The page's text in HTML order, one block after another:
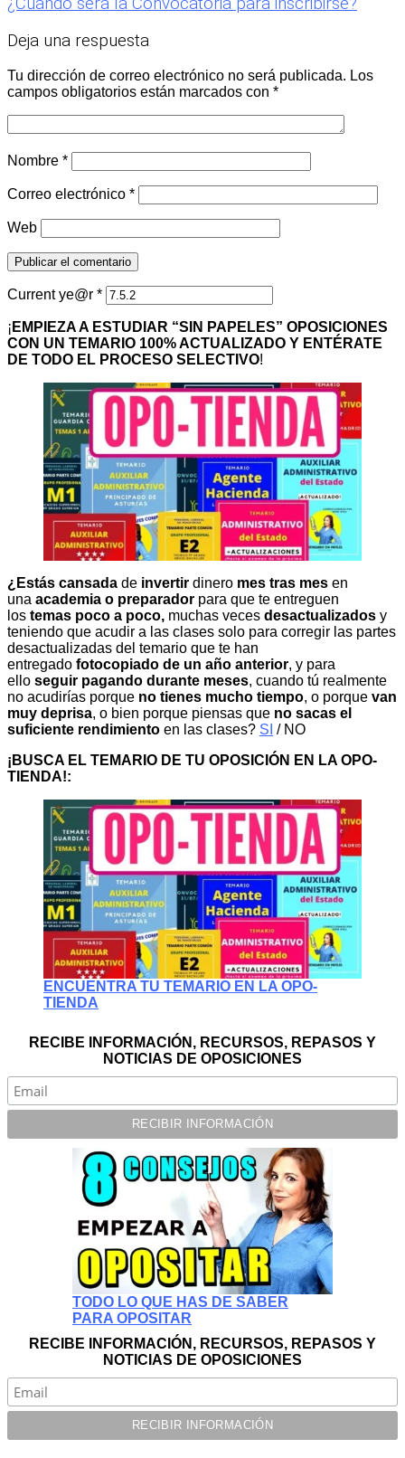
Deja una respuesta
Tu dirección de correo electrónico no será publicada. Los
campos obligatorios están marcados con *
Nombre *
Correo electrónico *
Web
Current ye@r *
¡ EMPIEZA A ESTUDIAR “SIN PAPELES” OPOSICIONES
CON UN TEMARIO 100% ACTUALIZADO Y ENTÉRATE
DE TODO EL PROCESO SELECTIVO!
¿Estás cansada de invertir dinero mes tras mes en
una academia o preparador para que te entreguen
los temas poco a poco, muchas veces desactualizados y
teniendo que acudir a las clases solo para corregir las partes
desactualizadas del temario que te han
entregado fotocopiado de un año anterior, y para
ello seguir pagando durante meses, cuando tú realmente
no acudirías porque no tienes mucho tiempo, o porque van
muy deprisa, o bien porque piensas que no sacas el
suficiente rendimiento en las clases? SI / NO
¡BUSCA EL TEMARIO DE TU OPOSICIÓN EN LA OPO-
TIENDA!:
ENCUENTRA TU TEMARIO EN LA OPO-
TIENDA
RECIBE INFORMACIÓN, RECURSOS, REPASOS Y
NOTICIAS DE OPOSICIONES
TODO LO QUE HAS DE SABER
PARA OPOSITAR
RECIBE INFORMACIÓN, RECURSOS, REPASOS Y
NOTICIAS DE OPOSICIONES